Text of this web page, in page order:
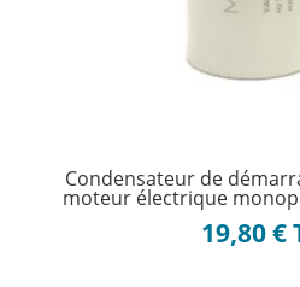
Condensateur de
moteur électrique
19,80€